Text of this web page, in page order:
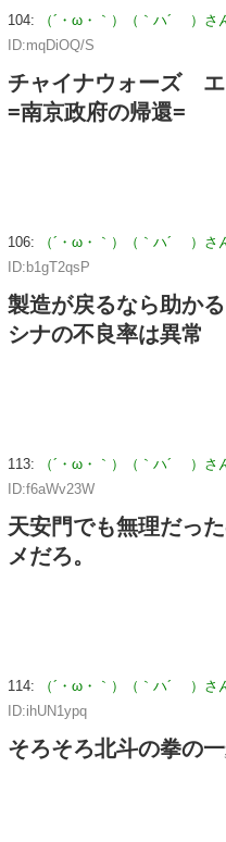
104: （´・ω・｀）（｀ハ´ ）さ
ID:mqDiOQ/S
チャイナウォーズ
=南京政府の帰還=
106: （´・ω・｀）（｀ハ´ ）さ
ID:b1gT2qsP
製造が戻るなら助かる
シナの不良率は異常
113: （´・ω・｀）（｀ハ´ ）さ
ID:f6aWv23W
天安門でも無理だっ
メだろ。
114: （´・ω・｀）（｀ハ´ ）さ
ID:ihUN1ypq
そろそろ北斗の拳の